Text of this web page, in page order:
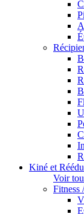
Kiné et
Voir
Fitness